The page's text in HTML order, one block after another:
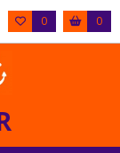
0 0